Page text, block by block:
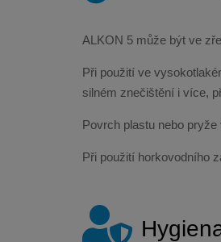
ALKON 5 může být ve
Při použití ve
silném znečištění i více,
Povrch plastu nebo
Při použití horkovodního